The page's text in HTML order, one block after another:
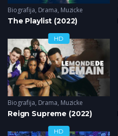
Biografija, Drama, Muzicke
The Playlist (2022)
HD
Biografija, Drama, Muzicke
Reign Supreme (2022)
HD